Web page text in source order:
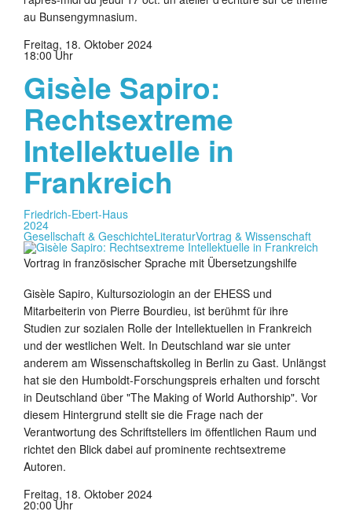
au Bunsengymnasium.
Freitag, 18. Oktober 2024
18:00 Uhr
Gisèle Sapiro:
Rechtsextreme
Intellektuelle in
Frankreich
Friedrich-Ebert-Haus
2024
Gesellschaft & GeschichteLiteraturVortrag & Wissenschaft
Vortrag in französischer Sprache mit Übersetzungshilfe
Gisèle Sapiro, Kultursoziologin an der EHESS und
Mitarbeiterin von Pierre Bourdieu, ist berühmt für ihre
Studien zur sozialen Rolle der Intellektuellen in Frankreich
und der westlichen Welt. In Deutschland war sie unter
anderem am Wissenschaftskolleg in Berlin zu Gast. Unlängst
hat sie den Humboldt-Forschungspreis erhalten und forscht
in Deutschland über "The Making of World Authorship". Vor
diesem Hintergrund stellt sie die Frage nach der
Verantwortung des Schriftstellers im öffentlichen Raum und
richtet den Blick dabei auf prominente rechtsextreme
Autoren.
Freitag, 18. Oktober 2024
20:00 Uhr